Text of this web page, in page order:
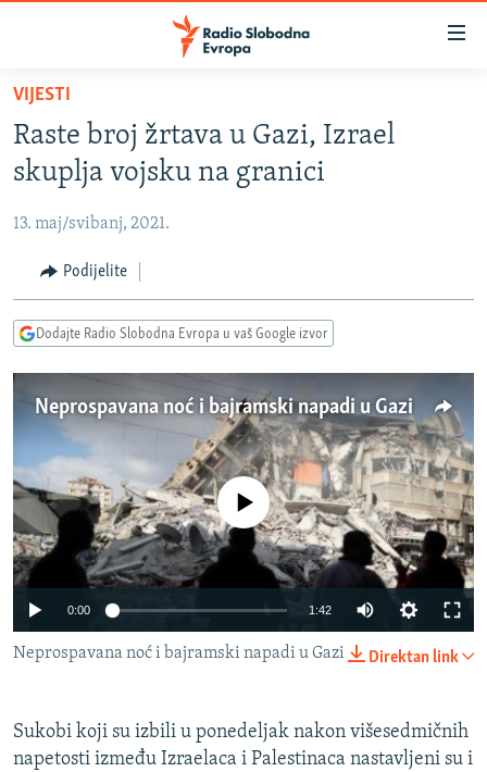
Pređite
glavni
sadržaj
Pređite
na
navigaciju
Pređite
na
BOSNA I HERCEGOVINA
SRBIJA
KOSOVO
CRNA GORA
VIDEO
PODCASTI
RAT U UKRAJINI
KINA NA BALKANU
RSE PRIČE IZ SVIJETA
ISPRIČAJ MI
DNEVNO@RSE
SPECIJALI RSE
GENOCID U SREBRENICI
TV LIBERTY
PRATITE NAS
Sve RFE/RL stranice
VIJESTI
Raste broj žrtava u Gazi, Izrael
skuplja vojsku na granici
13. maj/svibanj, 2021.
Podijelite
Dodajte Radio Slobodna Evropa u vaš Google izvor
Neprospavana noć i bajramski napadi u Gazi
Auto 240p 360p 480p
No media source currently available
0:00 1:42
720p
Direktan link
Neprospavana noć i bajramski napadi u Gazi
Sukobi koji su izbili u ponedeljak nakon višesedmičnih
napetosti između Izraelaca i Palestinaca nastavljeni su i